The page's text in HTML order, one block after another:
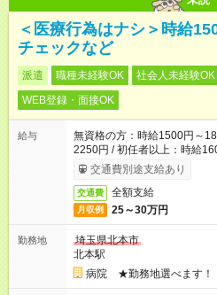
＜医療行為はナシ＞時給
チェックなど
派遣 職種未経験OK 社会人未経験OK
WEB登録・面接OK
給与
無資格の方：時給1500円～
2250円 / 初任者以上：時給
交通費別途支給あり
交通費 全額支給
月収例 25～30万円
勤務地
埼玉県北本市
北本駅
病院 ★勤務地選べます！